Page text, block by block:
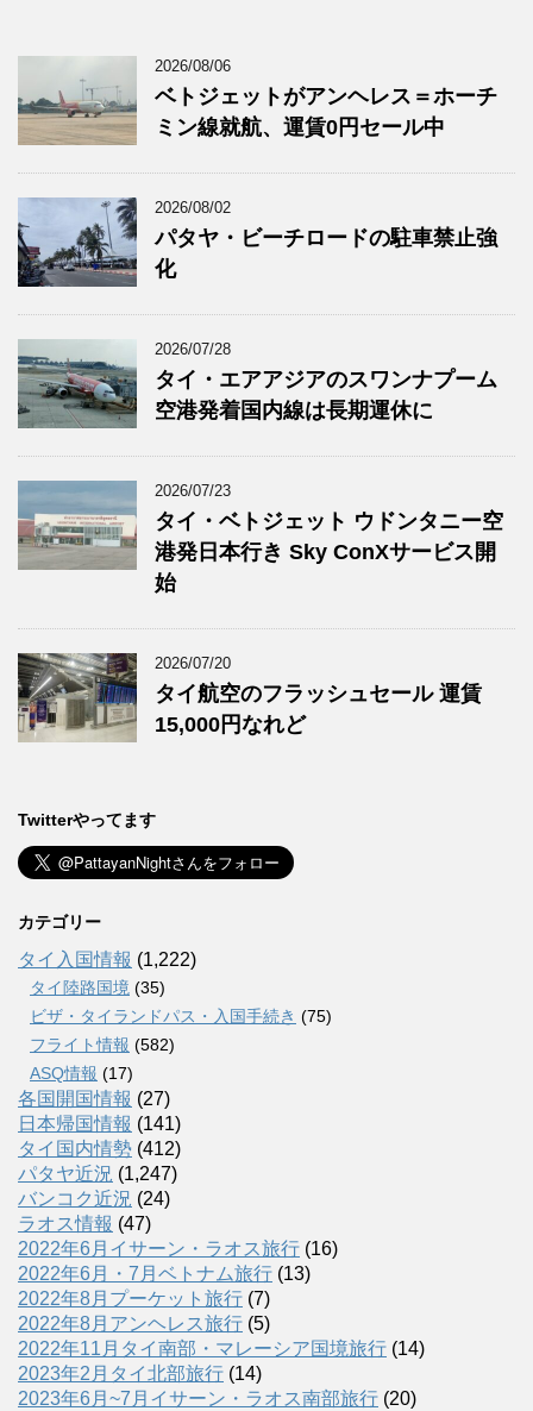
2026/08/06
ベトジェットがアンヘレス＝ホーチ
ミン線就航、運賃0円セール中
2026/08/02
パタヤ・ビーチロードの駐車禁止強
化
2026/07/28
タイ・エアアジアのスワンナプーム
空港発着国内線は長期運休に
2026/07/23
タイ・ベトジェット ウドンタニー空
港発日本行き Sky ConXサービス開
始
2026/07/20
タイ航空のフラッシュセール 運賃
15,000円なれど
Twitterやってます
カテゴリー
タイ入国情報 (1,222)
タイ陸路国境 (35)
ビザ・タイランドパス・入国手続き (75)
フライト情報 (582)
ASQ情報 (17)
各国開国情報 (27)
日本帰国情報 (141)
タイ国内情勢 (412)
パタヤ近況 (1,247)
バンコク近況 (24)
ラオス情報 (47)
2022年6月イサーン・ラオス旅行 (16)
2022年6月・7月ベトナム旅行 (13)
2022年8月プーケット旅行 (7)
2022年8月アンヘレス旅行 (5)
2022年11月タイ南部・マレーシア国境旅行 (14)
2023年2月タイ北部旅行 (14)
2023年6月~7月イサーン・ラオス南部旅行 (20)